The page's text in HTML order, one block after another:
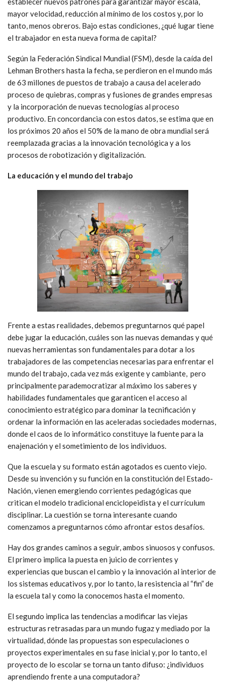
mayor velocidad, reducción al mínimo de los costos y, por lo
tanto, menos obreros. Bajo estas condiciones, ¿qué lugar tiene
el trabajador en esta nueva forma de capital?
Según la Federación Sindical Mundial (FSM), desde la caída del
Lehman Brothers hasta la fecha, se perdieron en el mundo más
de 63 millones de puestos de trabajo a causa del acelerado
proceso de quiebras, compras y fusiones de grandes empresas
y la incorporación de nuevas tecnologías al proceso
productivo. En concordancia con estos datos, se estima que en
los próxi­mos 20 años el 50% de la mano de obra mundial será
reemplazada gracias a la innovación tecnológica y a los
procesos de robotización y digitalización.
La educación y el mundo del trabajo
Frente a estas realidades, debemos preguntarnos qué papel
debe jugar la educación, cuáles son las nuevas demandas y qué
nuevas herramientas son fundamentales para dotar a los
trabajadores de las competencias necesarias para enfrentar el
mundo del trabajo, cada vez más exigente y cambiante, pero
principalmente parademocratizar al máximo los saberes y
habilidades fundamentales que garanticen el acceso al
conocimiento estratégico para dominar la tecnificación y
ordenar la información en las aceleradas sociedades modernas,
donde el caos de lo informático constituye la fuente para la
enajenación y el sometimiento de los individuos.
Que la escuela y su formato están agotados es cuento viejo.
Desde su invención y su función en la constitución del Estado-
Nación, vienen emergiendo corrientes pedagógicas que
critican el modelo tradicional enciclopeidista y el currículum
disciplinar. La cuestión se torna interesante cuando
comenzamos a preguntarnos cómo afrontar estos desafíos.
Hay dos grandes caminos a seguir, ambos sinuosos y confusos.
El primero implica la puesta en juicio de corrientes y
experiencias que buscan el cambio y la innovación al interior de
los sistemas educativos y, por lo tanto, la resistencia al “fin” de
la escuela tal y como la conocemos hasta el momento.
El segundo implica las tendencias a modificar las viejas
estructuras retrasadas para un mundo fugaz y mediado por la
virtualidad, dónde las propuestas son especulaciones o
proyectos experimentales en su fase inicial y, por lo tanto, el
proyecto de lo escolar se torna un tanto difuso: ¿individuos
aprendiendo frente a una computadora?